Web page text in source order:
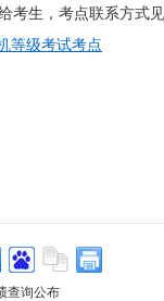
考生，考点联系方式见
等级考试考点
查询公布